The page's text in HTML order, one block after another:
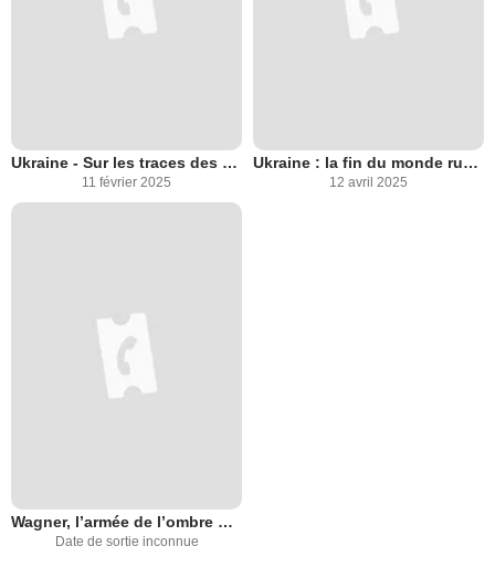
Ukraine - Sur les traces des bourreaux
11 février 2025
Ukraine : la fin du monde russe ?
12 avril 2025
Wagner, l’armée de l’ombre de Poutine
Date de sortie inconnue